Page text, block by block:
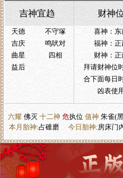
吉神宜趋
天德
不守塚
吉庆
鸣吠对
曲星
四相
益后
财神
喜神：东
福神：正
财神：正
拜请财神位
合下面每日
凶表使
六耀 佛灭 十二神 危执位 值神 朱雀(
本月胎神:占碓磨 今日胎神:房床门